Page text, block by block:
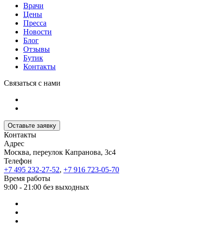
Врачи
Цены
Пресса
Новости
Блог
Отзывы
Бутик
Контакты
Связаться с нами
Оставьте заявку
Контакты
Адрес
Москва, переулок Капранова, 3с4
Телефон
+7 495 232-27-52, +7 916 723-05-70
Время работы
9:00 - 21:00 без выходных